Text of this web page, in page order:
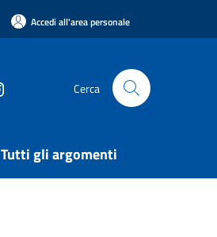
Accedi all'area personale
Cerca
Tutti gli argomenti